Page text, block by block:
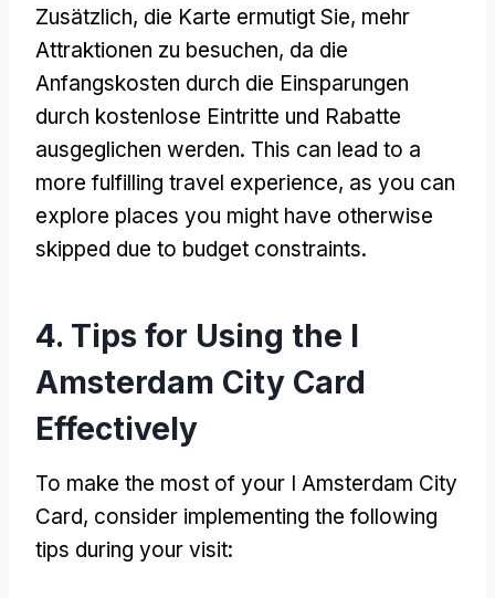
Zusätzlich, die Karte ermutigt Sie, mehr
Attraktionen zu besuchen, da die
Anfangskosten durch die Einsparungen
durch kostenlose Eintritte und Rabatte
ausgeglichen werden. This can lead to a
more fulfilling travel experience, as you can
explore places you might have otherwise
skipped due to budget constraints.
4. Tips for Using the I
Amsterdam City Card
Effectively
To make the most of your I Amsterdam City
Card, consider implementing the following
tips during your visit: